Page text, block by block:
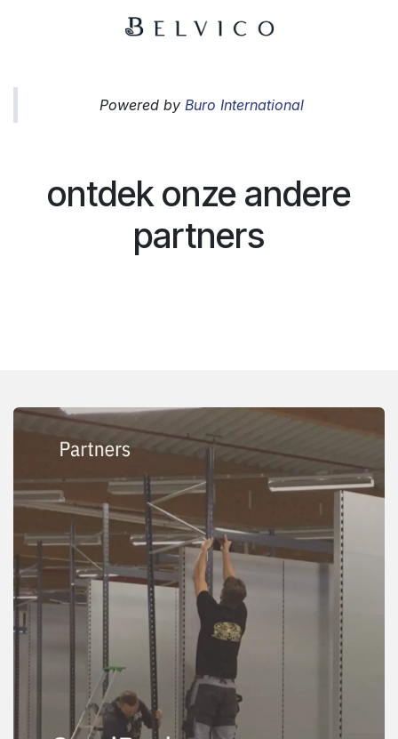
Powered by Buro International
ontdek onze andere
partners